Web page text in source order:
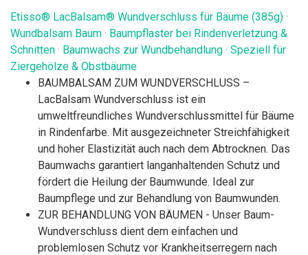
Etisso® LacBalsam® Wundverschluss für Bäume (385g) ·
Wundbalsam Baum · Baumpflaster bei Rindenverletzung &
Schnitten · Baumwachs zur Wundbehandlung · Speziell für
Ziergehölze & Obstbäume
BAUMBALSAM ZUM WUNDVERSCHLUSS –
LacBalsam Wundverschluss ist ein
umweltfreundliches Wundverschlussmittel für Bäume
in Rindenfarbe. Mit ausgezeichneter Streichfähigkeit
und hoher Elastizität auch nach dem Abtrocknen. Das
Baumwachs garantiert langanhaltenden Schutz und
fördert die Heilung der Baumwunde. Ideal zur
Baumpflege und zur Behandlung von Baumwunden.
ZUR BEHANDLUNG VON BÄUMEN - Unser Baum-
Wundverschluss dient dem einfachen und
problemlosen Schutz vor Krankheitserregern nach